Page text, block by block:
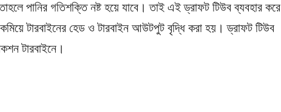
পানির গতিশক্তি নষ্ট হয়ে যাবে। তাই এই ড্রাফট টিউব ব্যবহার করে
কমিয়ে টারবাইনের হেড ও টারবাইন আউটপুট বৃদ্ধি করা হয়। ড্রাফট টিউব
টারবাইনে।